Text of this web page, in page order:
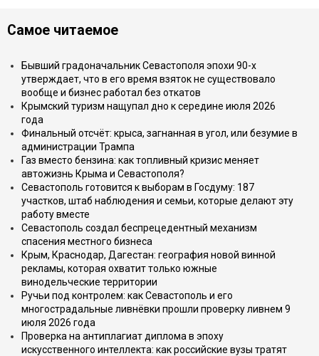
Самое читаемое
Бывший градоначальник Севастополя эпохи 90-х
утверждает, что в его время взяток не существовало
вообще и бизнес работал без откатов
Крымский туризм нащупал дно к середине июля 2026
года
Финальный отсчёт: крыса, загнанная в угол, или безумие в
администрации Трампа
Газ вместо бензина: как топливный кризис меняет
автожизнь Крыма и Севастополя?
Севастополь готовится к выборам в Госдуму: 187
участков, штаб наблюдения и семьи, которые делают эту
работу вместе
Севастополь создал беспрецедентный механизм
спасения местного бизнеса
Крым, Краснодар, Дагестан: география новой винной
рекламы, которая охватит только южные
винодельческие территории
Ручьи под контролем: как Севастополь и его
многострадальные ливнёвки прошли проверку ливнем 9
июля 2026 года
Проверка на антиплагиат диплома в эпоху
искусственного интеллекта: как российские вузы тратят